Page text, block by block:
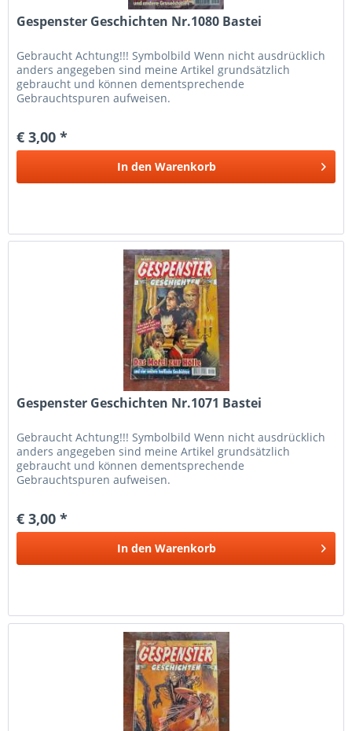
Gespenster Geschichten Nr.1080 Bastei
Gebraucht Achtung!!! Symbolbild Wenn nicht ausdrücklich
anders angegeben sind meine Artikel grundsätzlich
gebraucht und können dementsprechende
Gebrauchtspuren aufweisen.
€ 3,00 *
In den Warenkorb
Gespenster Geschichten Nr.1071 Bastei
Gebraucht Achtung!!! Symbolbild Wenn nicht ausdrücklich
anders angegeben sind meine Artikel grundsätzlich
gebraucht und können dementsprechende
Gebrauchtspuren aufweisen.
€ 3,00 *
In den Warenkorb